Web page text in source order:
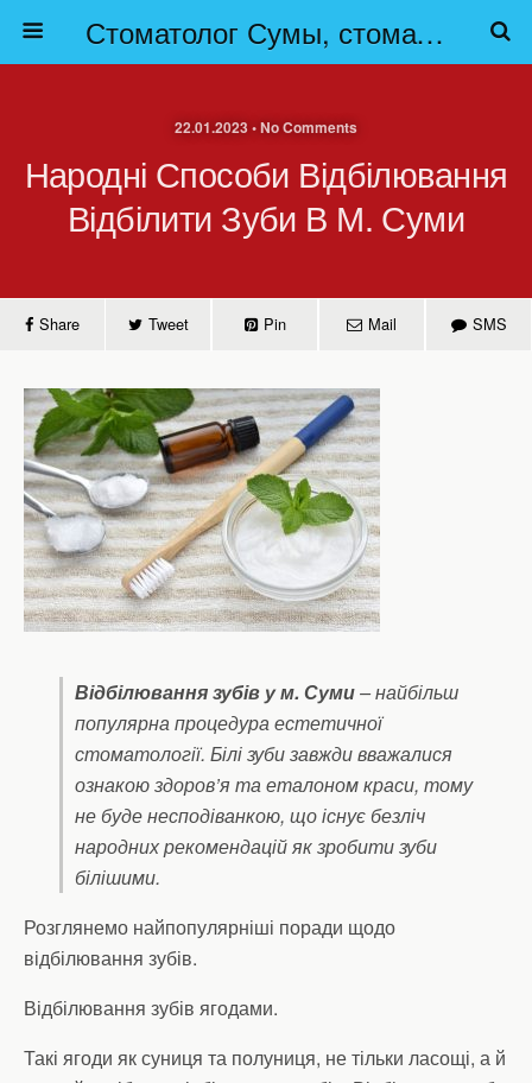
Стоматолог Сумы, стоматологические клиники Сумы, детская стоматология в Сумах. | Частная стоматология Сумы
22.01.2023 • No Comments
Народні Способи Відбілювання
Відбілити Зуби В М. Суми
Share Tweet Pin Mail SMS
Відбілювання зубів у м. Суми– найбільш
популярна процедура естетичної
стоматології. Білі зуби завжди вважалися
ознакою здоров’я та еталоном краси, тому
не буде несподіванкою, що існує безліч
народних рекомендацій як зробити зуби
білішими.
Розглянемо найпопулярніші поради щодо
відбілювання зубів.
Відбілювання зубів ягодами.
Такі ягоди як суниця та полуниця, не тільки ласощі, а й